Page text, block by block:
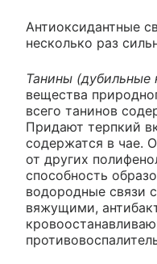
Антиоксидантные
несколько раз
Танины (дубильные
вещества
всего танинов
Придают терпкий
содержатся в чае.
от других
способность
водородные связи
вяжущими,